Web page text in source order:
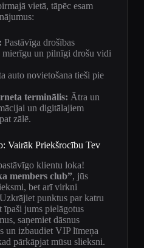
vietā, tāpēc esam
Pastāvīga drošības
mierīgu un pilnīgi drošu vidi
auto novietošana tieši pie
terminālis: Ātra un
un digitālajiem
zālē.
Vairāk Priekšrocību Tev
klientu loka!
members club”, jūs
bet arī virkni
punktus par katru
jums pielāgotus
saņemiet dāsnus
un izbaudiet VIP līmeņa
pārkāpjat mūsu slieksni.